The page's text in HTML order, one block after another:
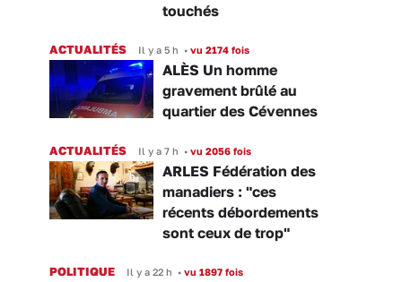
touchés
ACTUALITÉS Il y a 5 h • vu 2174 fois
ALÈS Un homme
gravement brûlé au
quartier des Cévennes
ACTUALITÉS Il y a 7 h • vu 2056 fois
ARLES Fédération des
manadiers : "ces
récents débordements
sont ceux de trop"
POLITIQUE Il y a 22 h • vu 1897 fois